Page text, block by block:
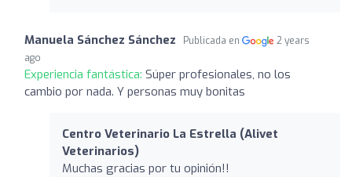
Manuela Sánchez Sánchez Publicada en
2 years
ago
Experiencia fantástica: Súper profesionales, no los
cambio por nada. Y personas muy bonitas
Centro Veterinario La Estrella (Alivet
Veterinarios)
Muchas gracias por tu opinión!!